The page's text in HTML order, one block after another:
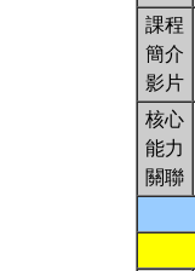
課程
簡介
影片
核心
能力
關聯